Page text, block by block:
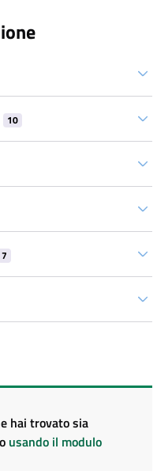
10
7
hai trovato sia
usando il modulo